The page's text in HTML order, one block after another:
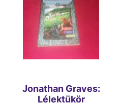
Jonathan Graves:
Lélektükör